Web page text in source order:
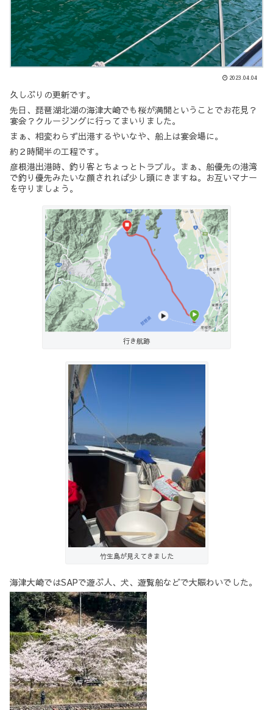
2023.04.04
久しぶりの更新です。
先日、琵琶湖北湖の海津大崎でも桜が満開ということでお花見？
宴会？クルージングに行ってまいりました。
まぁ、相変わらず出港するやいなや、船上は宴会場に。
約２時間半の工程です。
彦根港出港時、釣り客とちょっとトラブル。まぁ、船優先の港湾
で釣り優先みたいな顔されれば少し頭にきますね。お互いマナー
を守りましょう。
行き航跡
竹生島が見えてきました
海津大崎ではSAPで遊ぶ人、犬、遊覧船などで大賑わいでした。